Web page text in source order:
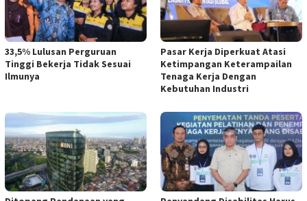
33,5% Lulusan Perguruan
Tinggi Bekerja Tidak Sesuai
Ilmunya
Pasar Kerja Diperkuat Atasi
Ketimpangan Keterampailan
Tenaga Kerja Dengan
Kebutuhan Industri